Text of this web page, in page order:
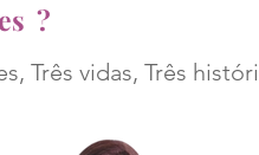
?
Três vidas, Três